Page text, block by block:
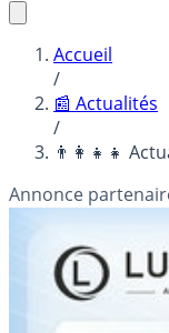
Accueil
/
📰 Actualités
/
👨‍👩‍👧‍👧
Annonce